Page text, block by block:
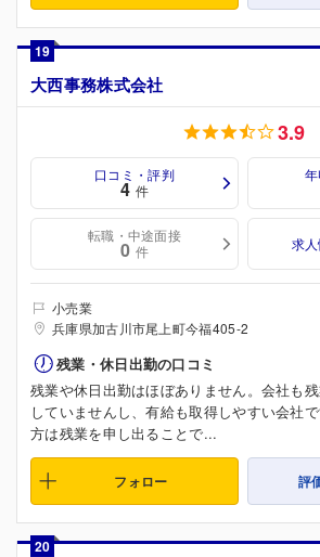
19
大西事務株式会社
3.9
口コミ・評判
4 件
転職・中途面接
0 件 求
小売業
兵庫県加古川市尾上町今福405-2
残業・休日出勤の口コミ
残業や休日出勤はほぼありません。会社も
していませんし、有給も取得しやすい会社
方は残業を申し出ることで...
フォロー 評
20